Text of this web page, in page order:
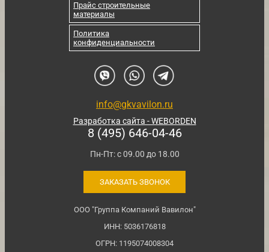
Прайс строительные
материалы
Политика
конфиденциальности
info@gkvavilon.ru
Разработка сайта - WEBORDEN
8 (495) 646-04-46
Пн-Пт: с 09.00 до 18.00
ЗАКАЗАТЬ ЗВОНОК
ООО "Группа Компаний Вавилон"
ИНН: 5036176818
ОГРН: 1195074008304